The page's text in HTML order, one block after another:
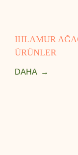
IHLAMUR
ÜRÜNLER
DAHA